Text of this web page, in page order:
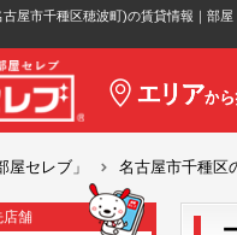
屋市千種区穂波町)の賃貸情報｜部屋
屋セレブ」 名古屋市千種区
店舗